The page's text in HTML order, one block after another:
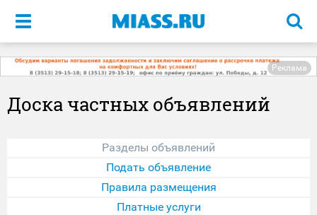
Меню
Реклама
Доска частных объявлений
Разделы объявлений
Подать объявление
Правила размещения
Платные услуги